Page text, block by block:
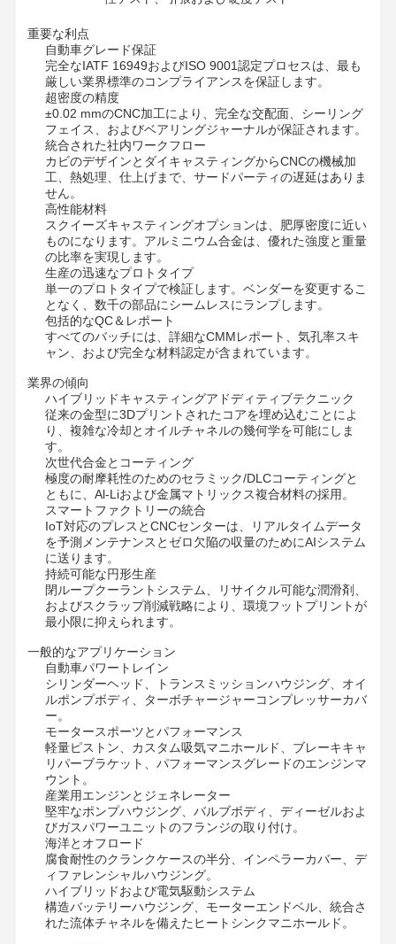
家へ 製品 ビデオ
わたしたち
に つい て
工場 ツアー 品質管理
い
事件
今雑談しなさ
い
アルミニウムダイキャスティング
CNC加工部品
シートメタル部品
自動車部品製造
ダイカスト製エンクロージャ
迅速なプロトタイピング
金属表面処理
鋳造機
重要な利点
自動車グレード保証
完全なIATF 16949およびISO 9001認定プロセスは、最も
厳しい業界標準のコンプライアンスを保証します。
超密度の精度
±0.02 mmのCNC加工により、完全な交配面、シーリング
フェイス、およびベアリングジャーナルが保証されます。
統合された社内ワークフロー
カビのデザインとダイキャスティングからCNCの機械加
工、熱処理、仕上げまで、サードパーティの遅延はありま
せん。
高性能材料
スクイーズキャスティングオプションは、肥厚密度に近い
ものになります。アルミニウム合金は、優れた強度と重量
の比率を実現します。
生産の迅速なプロトタイプ
単一のプロトタイプで検証します。ベンダーを変更するこ
となく、数千の部品にシームレスにランプします。
包括的なQC＆レポート
すべてのバッチには、詳細なCMMレポート、気孔率スキ
ャン、および完全な材料認定が含まれています。
業界の傾向
ハイブリッドキャスティングアドディティブテクニック
従来の金型に3Dプリントされたコアを埋め込むことによ
り、複雑な冷却とオイルチャネルの幾何学を可能にしま
す。
次世代合金とコーティング
極度の耐摩耗性のためのセラミック/DLCコーティングと
ともに、Al-Liおよび金属マトリックス複合材料の採用。
スマートファクトリーの統合
IoT対応のプレスとCNCセンターは、リアルタイムデータ
を予測メンテナンスとゼロ欠陥の収量のためにAIシステム
に送ります。
持続可能な円形生産
閉ループクーラントシステム、リサイクル可能な潤滑剤、
およびスクラップ削減戦略により、環境フットプリントが
最小限に抑えられます。
一般的なアプリケーション
自動車パワートレイン
シリンダーヘッド、トランスミッションハウジング、オイ
ルポンプボディ、ターボチャージャーコンプレッサーカバ
ー。
モータースポーツとパフォーマンス
軽量ピストン、カスタム吸気マニホールド、ブレーキキャ
リパーブラケット、パフォーマンスグレードのエンジンマ
ウント。
産業用エンジンとジェネレーター
堅牢なポンプハウジング、バルブボディ、ディーゼルおよ
びガスパワーユニットのフランジの取り付け。
海洋とオフロード
腐食耐性のクランクケースの半分、インペラーカバー、デ
ィファレンシャルハウジング。
ハイブリッドおよび電気駆動システム
構造バッテリーハウジング、モーターエンドベル、統合さ
れた流体チャネルを備えたヒートシンクマニホールド。